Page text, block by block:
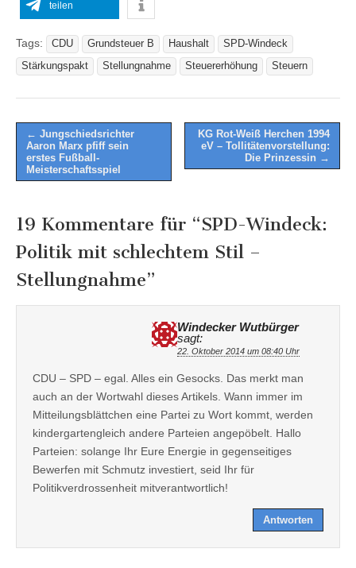
teilen
Tags: CDU Grundsteuer B Haushalt
SPD-Windeck
Stärkungspakt
Stellungnahme Steuererhöhung Steuern
Post
navigation
← Jungschiedsrichter
Aaron Marx pfiff sein
erstes Fußball-
Meisterschaftsspiel
KG Rot-Weiß Herchen 1994
eV – Tollitätenvorstellung:
Die Prinzessin →
19 Kommentare für “SPD-Windeck:
Politik mit schlechtem Stil –
Stellungnahme”
Windecker Wutbürger
sagt:
22. Oktober 2014 um 08:40 Uhr
CDU – SPD – egal. Alles ein Gesocks. Das merkt man
auch an der Wortwahl dieses Artikels. Wann immer im
Mitteilungsblättchen eine Partei zu Wort kommt, werden
kindergartengleich andere Parteien angepöbelt. Hallo
Parteien: solange Ihr Eure Energie in gegenseitiges
Bewerfen mit Schmutz investiert, seid Ihr für
Politikverdrossenheit mitverantwortlich!
Antworten